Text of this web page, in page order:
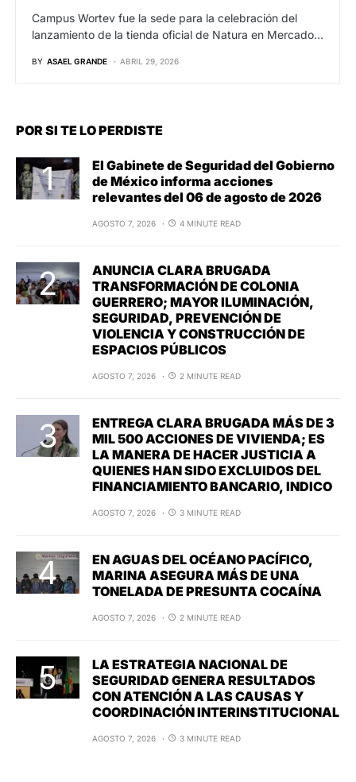
Campus Wortev fue la sede para la celebración del
lanzamiento de la tienda oficial de Natura en Mercado…
BY ASAEL GRANDE ABRIL 29, 2026
POR SI TE LO PERDISTE
El Gabinete de Seguridad del Gobierno
de México informa acciones
relevantes del 06 de agosto de 2026
AGOSTO 7, 2026 4 MINUTE READ
ANUNCIA CLARA BRUGADA
TRANSFORMACIÓN DE COLONIA
GUERRERO; MAYOR ILUMINACIÓN,
SEGURIDAD, PREVENCIÓN DE
VIOLENCIA Y CONSTRUCCIÓN DE
ESPACIOS PÚBLICOS
AGOSTO 7, 2026 2 MINUTE READ
ENTREGA CLARA BRUGADA MÁS DE 3
MIL 500 ACCIONES DE VIVIENDA; ES
LA MANERA DE HACER JUSTICIA A
QUIENES HAN SIDO EXCLUIDOS DEL
FINANCIAMIENTO BANCARIO, INDICO
AGOSTO 7, 2026 3 MINUTE READ
EN AGUAS DEL OCÉANO PACÍFICO,
MARINA ASEGURA MÁS DE UNA
TONELADA DE PRESUNTA COCAÍNA
AGOSTO 7, 2026 2 MINUTE READ
LA ESTRATEGIA NACIONAL DE
SEGURIDAD GENERA RESULTADOS
CON ATENCIÓN A LAS CAUSAS Y
COORDINACIÓN INTERINSTITUCIONAL
AGOSTO 7, 2026 3 MINUTE READ